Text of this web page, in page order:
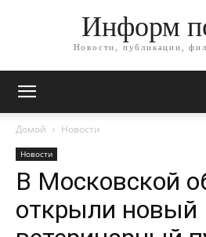
Информ
Новости, публикации,
Домой Новости
Новости
В Московской
открыли новый